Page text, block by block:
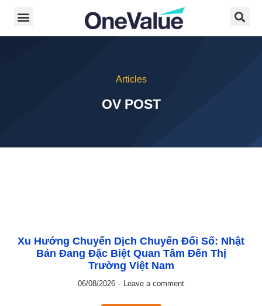
Articles
OV POST
Xu Hướng Chuyển Dịch Chuyển Đổi Số: Nhật
Bản Đang Đặc Biệt Quan Tâm Đến Thị
Trường Việt Nam
06/08/2026 Leave a comment